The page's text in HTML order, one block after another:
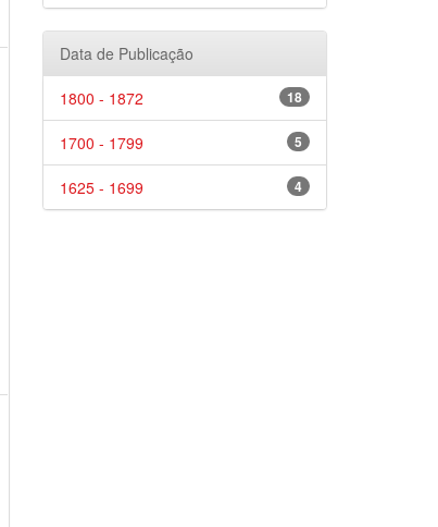
Data de Publicação
18
1800 - 1872
5
1700 - 1799
4
1625 - 1699